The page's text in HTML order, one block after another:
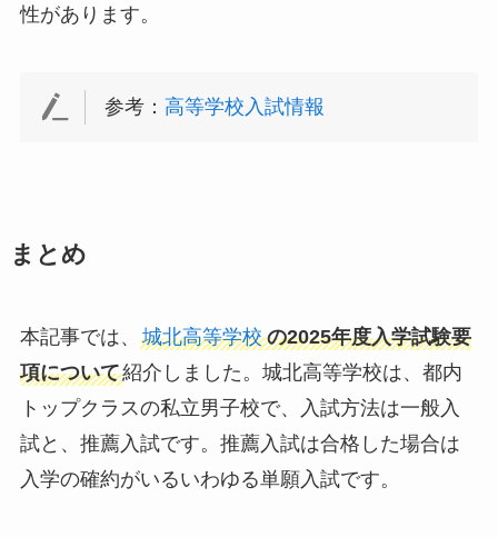
性があります。
参考：高等学校入試情報
まとめ
本記事では、 城北高等学校 の2025年度入学試験要
項について紹介しました。城北高等学校は、都内
トップクラスの私立男子校で、入試方法は一般入
試と、推薦入試です。推薦入試は合格した場合は
入学の確約がいるいわゆる単願入試です。